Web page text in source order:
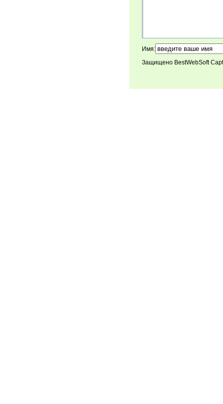
Имя:
Защищено BestWebSoft